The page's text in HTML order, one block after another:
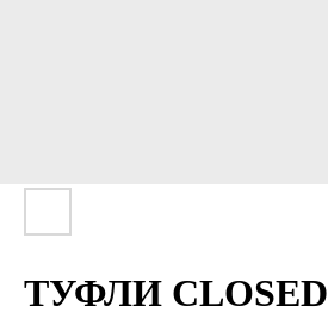
ТУФЛИ CLOSED